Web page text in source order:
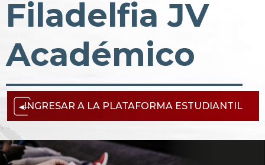
Filadelfia JV
Académico
INGRESAR A LA PLATAFORMA ESTUDIANTIL